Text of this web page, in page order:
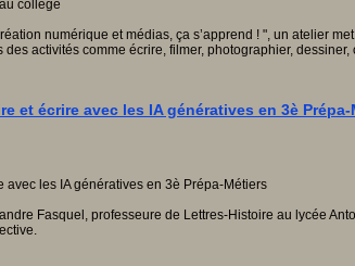
numérique et médias, ça s’apprend ! ", un atelier
activités comme écrire, filmer, photographier,
et écrire avec les IA génératives en 3è Prépa-
Fasquel, professeure de Lettres-Histoire au lycée